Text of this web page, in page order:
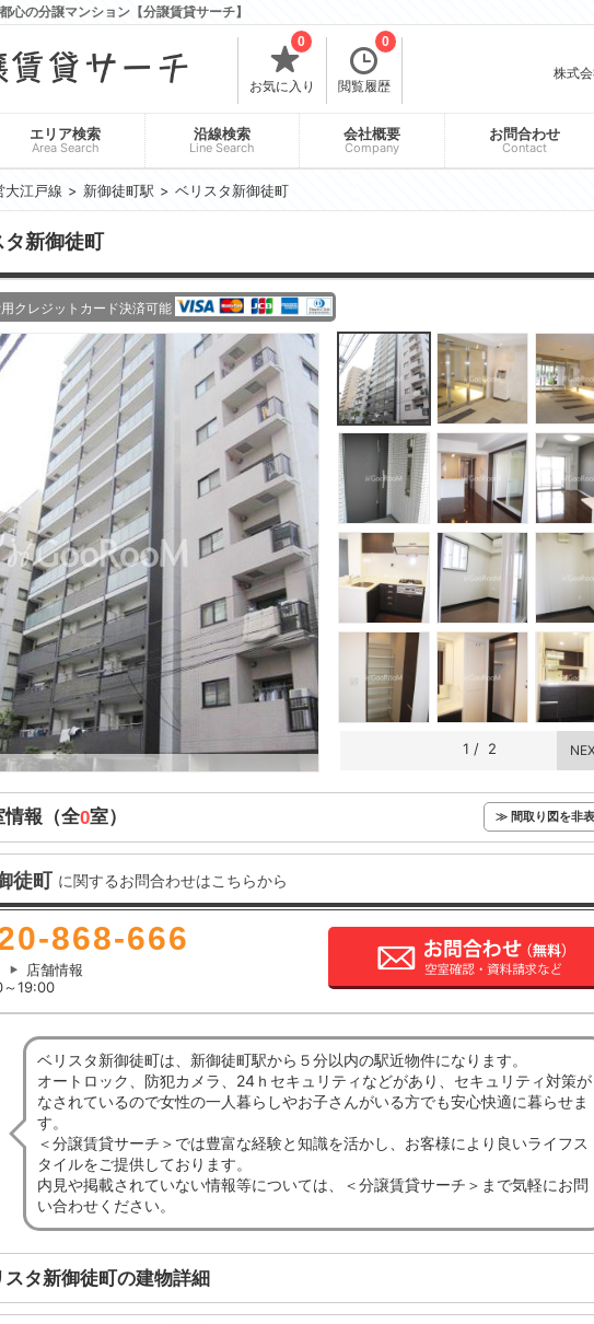
心の分譲マンション【分譲賃貸サーチ】
お気に入り
0
閲覧履歴
0
株式
エリア検索
Area Search
沿線検索
Line Search
会社概要
Company
お問合わせ
Contact
大江戸線 新御徒町駅 ベリスタ新御徒町
タ新御徒町
クレジットカード決済可能
1 / 2
情報（全0室） ≫ 間取り図を非
徒町 に関するお問合わせはこちらから
868-666
店舗情報
～19:00
ベリスタ新御徒町は、新御徒町駅から５分以内の駅近物件になります。
オートロック、防犯カメラ、24ｈセキュリティなどがあり、セキュリティ対策が
なされているので女性の一人暮らしやお子さんがいる方でも安心快適に暮らせま
す。
＜分譲賃貸サーチ＞では豊富な経験と知識を活かし、お客様により良いライフス
タイルをご提供しております。
内見や掲載されていない情報等については、＜分譲賃貸サーチ＞まで気軽にお問
い合わせください。
スタ新御徒町の建物詳細